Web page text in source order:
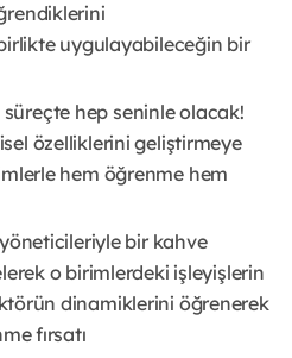
uygulayabileceğin bir
hep seninle olacak!
özelliklerini geliştirmeye
hem öğrenme hem
bir kahve
o birimlerdeki işleyişlerin
dinamiklerini öğrenerek
fırsatı